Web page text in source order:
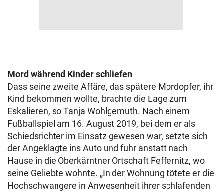
Mord während Kinder schliefen
Dass seine zweite Affäre, das spätere Mordopfer, ihr
Kind bekommen wollte, brachte die Lage zum
Eskalieren, so Tanja Wohlgemuth. Nach einem
Fußballspiel am 16. August 2019, bei dem er als
Schiedsrichter im Einsatz gewesen war, setzte sich
der Angeklagte ins Auto und fuhr anstatt nach
Hause in die Oberkärntner Ortschaft Feffernitz, wo
seine Geliebte wohnte. „In der Wohnung tötete er die
Hochschwangere in Anwesenheit ihrer schlafenden